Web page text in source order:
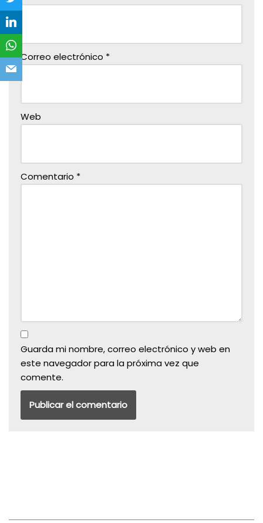
Correo electrónico *
Web
Comentario *
Guarda mi nombre, correo electrónico y web en
este navegador para la próxima vez que
comente.